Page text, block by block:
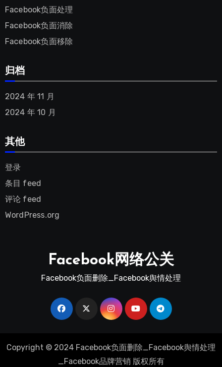
Facebook负面处理
Facebook负面消除
Facebook负面移除
归档
2024 年 11 月
2024 年 10 月
其他
登录
条目 feed
评论 feed
WordPress.org
Facebook网络公关
Facebook负面删除_Facebook舆情处理
Copyright © 2024 Facebook负面删除_Facebook舆情处理
_Facebook品牌营销 版权所有